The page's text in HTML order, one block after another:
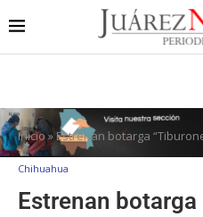
Inicio»Estrenan botarga
Chihuahua
Estrenan botarga